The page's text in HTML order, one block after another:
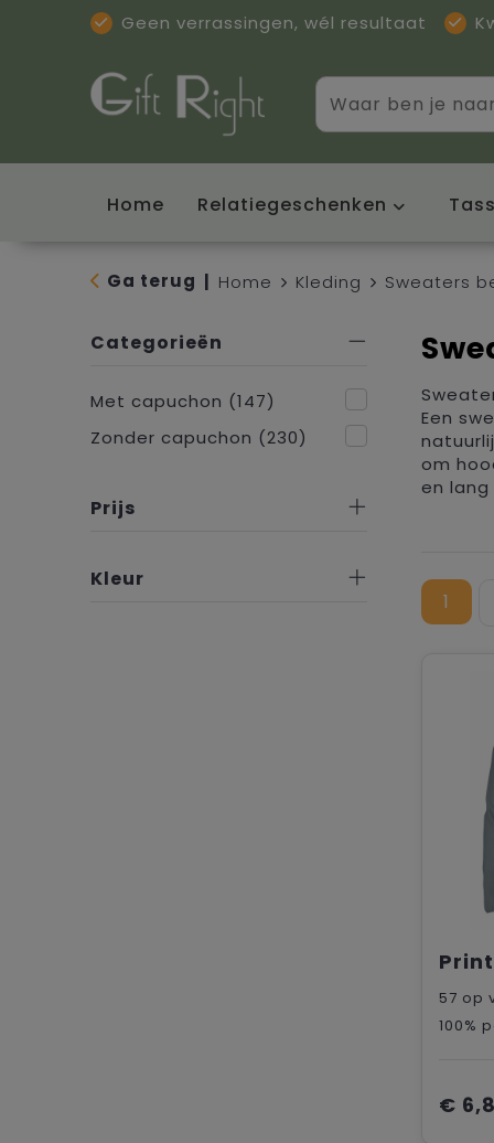
Geen verrassingen, wél resultaat
Home Relatiegeschenken
Ga terug Home Kleding Sweaters
Categorieën
Met capuchon (147)
Zonder capuchon (230)
Prijs
Kleur
Een
om
en
1
57 op
100%
€